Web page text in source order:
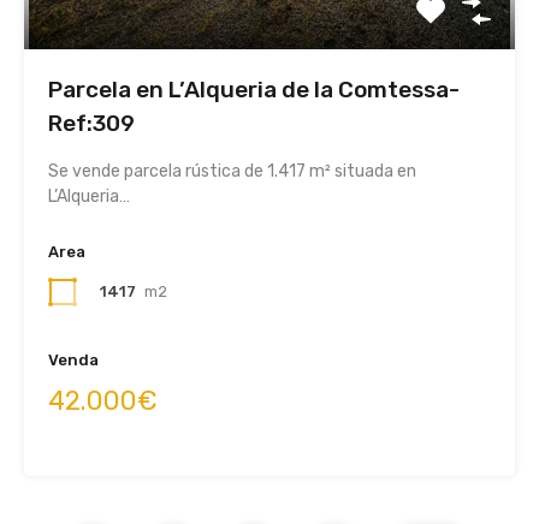
Parcela en L’Alqueria de la Comtessa-
Ref:309
Se vende parcela rústica de 1.417 m² situada en
L’Alqueria…
Area
1417 m2
Venda
42.000€